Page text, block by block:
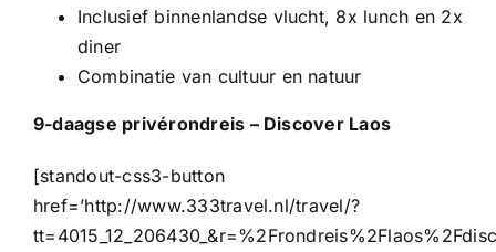
Inclusief binnenlandse vlucht, 8x lunch en 2x
diner
Combinatie van cultuur en natuur
9-daagse privérondreis – Discover Laos
[standout-css3-button
href=’http://www.333travel.nl/travel/?